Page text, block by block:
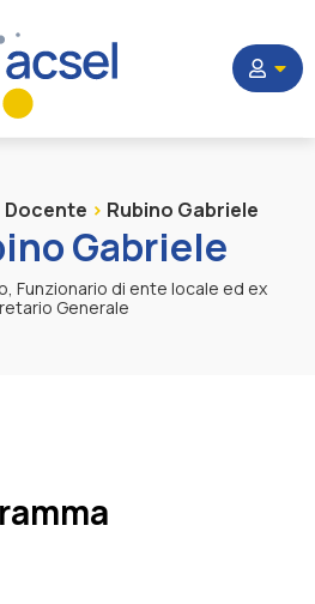
Settori
Docente > Rubino Gabriele
Gabriele
Funzionario di ente locale ed ex
Generale